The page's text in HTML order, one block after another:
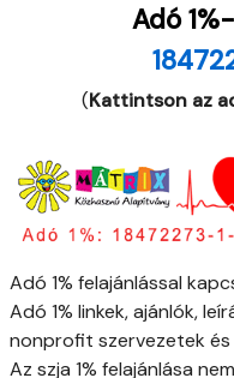
Adó
(Kattintson az
Adó 1% felajánlással
Adó 1% linkek, ajánlók,
nonprofit szervezetek
Az szja 1% felajánlása